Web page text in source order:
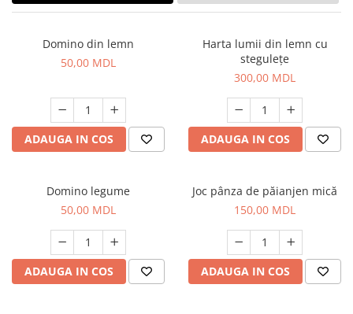
Domino din lemn
50,00 MDL
ADAUGA IN COS
Harta lumii din lemn cu
stegulețe
300,00 MDL
ADAUGA IN COS
Domino legume
50,00 MDL
ADAUGA IN COS
Joc pânza de păianjen mică
150,00 MDL
ADAUGA IN COS